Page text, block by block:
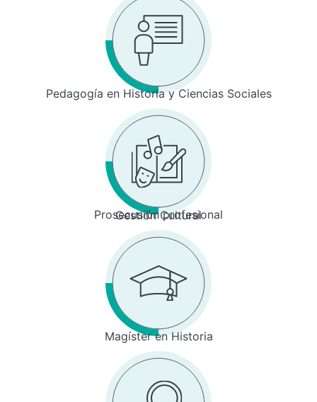
Pedagogía en Historia y Ciencias Sociales
Prosecusión profesional
Gestión Cultural
Magíster en Historia